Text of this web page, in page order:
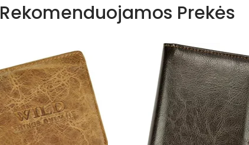
Rekomenduojamos Prekės